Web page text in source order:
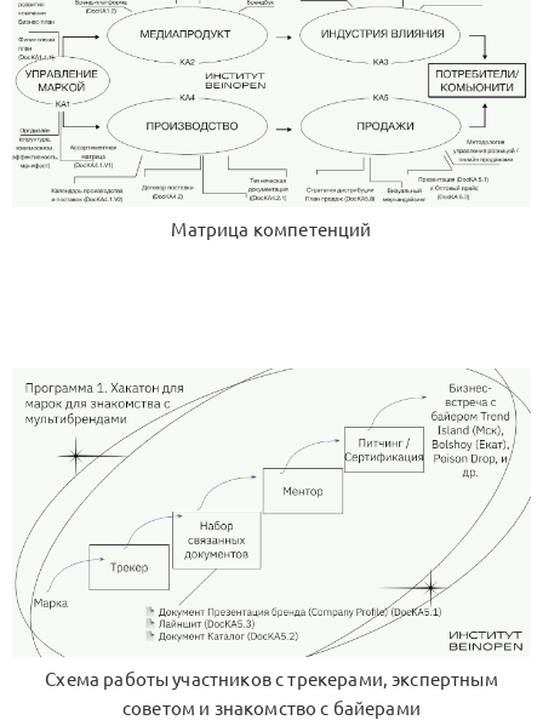
Матрица компетенций
Схема работы участников с трекерами, экспертным
советом и знакомство с байерами